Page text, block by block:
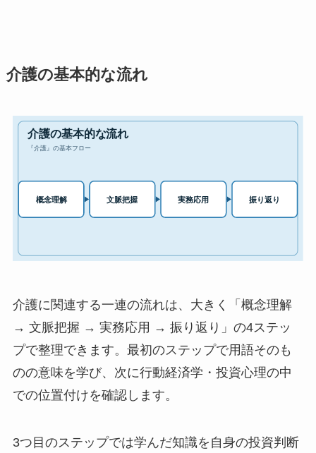
介護の基本的な流れ
介護に関連する一連の流れは、大きく「概念理解
→ 文脈把握 → 実務応用 → 振り返り」の4ステッ
プで整理できます。最初のステップで用語そのも
のの意味を学び、次に行動経済学・投資心理の中
での位置付けを確認します。
3つ目のステップでは学んだ知識を自身の投資判断